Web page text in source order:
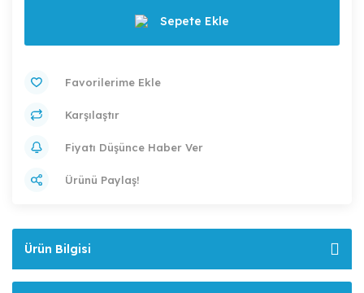
Sepete Ekle
Karşılaştır
Fiyatı Düşünce Haber Ver
Ürünü Paylaş!
Ürün Bilgisi